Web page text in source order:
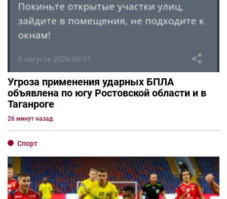
Угроза применения ударных БПЛА
объявлена по югу Ростовской области и в
Таганроге
26 минут назад
Спорт